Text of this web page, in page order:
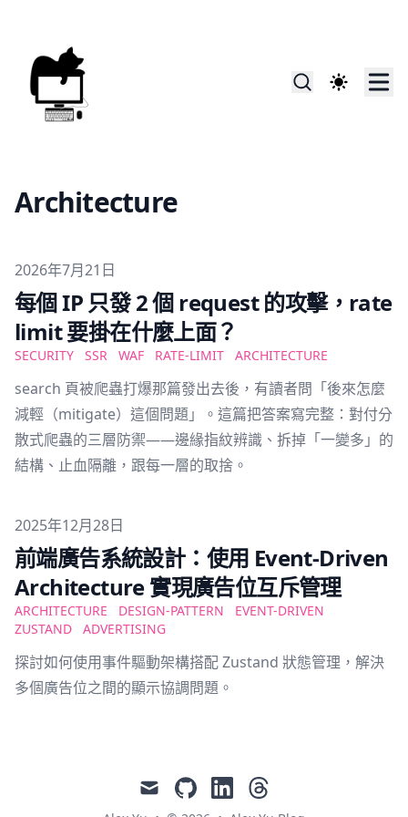
Architecture
Published on
2026年7月21日
每個 IP 只發 2 個 request 的攻擊，rate
limit 要掛在什麼上面？
SECURITY SSR WAF RATE-LIMIT ARCHITECTURE
search 頁被爬蟲打爆那篇發出去後，有讀者問「後來怎麼
減輕（mitigate）這個問題」。這篇把答案寫完整：對付分
散式爬蟲的三層防禦——邊緣指紋辨識、拆掉「一變多」的
結構、止血隔離，跟每一層的取捨。
Published on
2025年12月28日
前端廣告系統設計：使用 Event-Driven
Architecture 實現廣告位互斥管理
ARCHITECTURE DESIGN-PATTERN
EVENT-DRIVEN
ZUSTAND
ADVERTISING
探討如何使用事件驅動架構搭配 Zustand 狀態管理，解決
多個廣告位之間的顯示協調問題。
mail githublinkedinthreads